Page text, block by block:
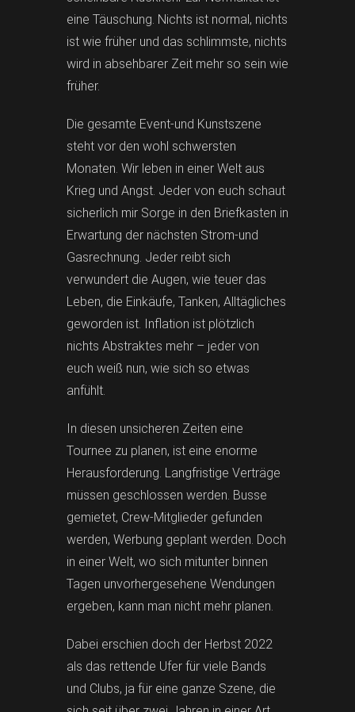
eine Täuschung. Nichts ist normal, nichts
ist wie früher und das schlimmste, nichts
wird in absehbarer Zeit mehr so sein wie
früher.
Die gesamte Event-und Kunstszene
steht vor den wohl schwersten
Monaten. Wir leben in einer Welt aus
Krieg und Angst. Jeder von euch schaut
sicherlich mir Sorge in den Briefkasten in
Erwartung der nächsten Strom-und
Gasrechnung. Jeder reibt sich
verwundert die Augen, wie teuer das
Leben, die Einkäufe, Tanken, Alltägliches
geworden ist. Inflation ist plötzlich
nichts Abstraktes mehr – jeder von
euch weiß nun, wie sich so etwas
anfühlt.
In diesen unsicheren Zeiten eine
Tournee zu planen, ist eine enorme
Herausforderung. Langfristige Verträge
müssen geschlossen werden. Busse
gemietet, Crew-Mitglieder gefunden
werden, Werbung geplant werden. Doch
in einer Welt, wo sich mitunter binnen
Tagen unvorhergesehene Wendungen
ergeben, kann man nicht mehr planen.
Dabei erschien doch der Herbst 2022
als das rettende Ufer für viele Bands
und Clubs, ja für eine ganze Szene, die